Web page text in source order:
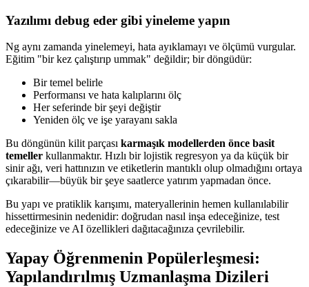
Yazılımı debug eder gibi yineleme yapın
Ng aynı zamanda yinelemeyi, hata ayıklamayı ve ölçümü vurgular.
Eğitim "bir kez çalıştırıp ummak" değildir; bir döngüdür:
Bir temel belirle
Performansı ve hata kalıplarını ölç
Her seferinde bir şeyi değiştir
Yeniden ölç ve işe yarayanı sakla
Bu döngünün kilit parçası karmaşık modellerden önce basit
temeller kullanmaktır. Hızlı bir lojistik regresyon ya da küçük bir
sinir ağı, veri hattınızın ve etiketlerin mantıklı olup olmadığını ortaya
çıkarabilir—büyük bir şeye saatlerce yatırım yapmadan önce.
Bu yapı ve pratiklik karışımı, materyallerinin hemen kullanılabilir
hissettirmesinin nedenidir: doğrudan nasıl inşa edeceğinize, test
edeceğinize ve AI özellikleri dağıtacağınıza çevrilebilir.
Yapay Öğrenmenin Popülerleşmesi:
Yapılandırılmış Uzmanlaşma Dizileri